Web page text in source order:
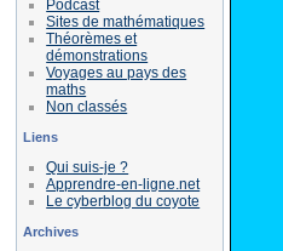
Podcast
Sites de mathématiques
Théorèmes et
démonstrations
Voyages au pays des
maths
Non classés
Liens
Qui suis-je ?
Apprendre-en-ligne.net
Le cyberblog du coyote
Archives